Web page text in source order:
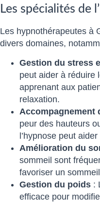
Les spécialités de
Les hypnothérapeutes à
divers domaines,
Gestion du stress
peut aider à réduire
apprenant aux
relaxation.
Accompagnement
peur des hauteurs
l’hypnose peut
Amélioration du
sommeil sont
favoriser un
Gestion du poids :
efficace pour